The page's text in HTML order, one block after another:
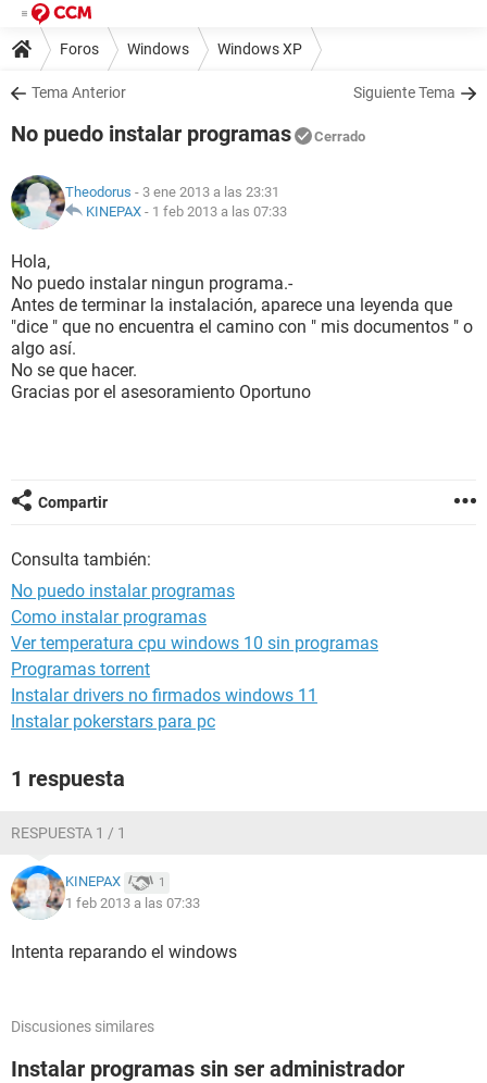
Foros Windows Windows XP
Tema Anterior Siguiente Tema
No puedo instalar programas Cerrado
Theodorus - 3 ene 2013 a las 23:31
KINEPAX - 1 feb 2013 a las 07:33
Hola,
No puedo instalar ningun programa.-
Antes de terminar la instalación, aparece una leyenda que
"dice " que no encuentra el camino con " mis documentos " o
algo así.
No se que hacer.
Gracias por el asesoramiento Oportuno
Compartir
Consulta también:
No puedo instalar programas
Como instalar programas
Ver temperatura cpu windows 10 sin programas
Programas torrent
Instalar drivers no firmados windows 11
Instalar pokerstars para pc
1 respuesta
RESPUESTA 1 / 1
KINEPAX 1
1 feb 2013 a las 07:33
Intenta reparando el windows
Discusiones similares
Instalar programas sin ser administrador